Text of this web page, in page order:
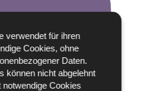
verwendet für ihren
Cookies, ohne
Daten.
können nicht abgelehnt
notwendige Cookies